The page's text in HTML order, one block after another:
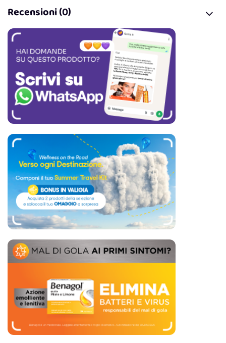
Recensioni (0)